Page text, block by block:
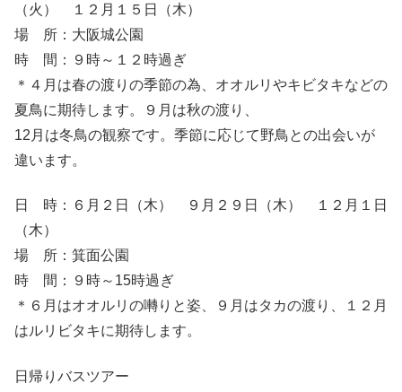
（火） １２月１５日（木）
場 所：大阪城公園
時 間：９時～１２時過ぎ
＊４月は春の渡りの季節の為、オオルリやキビタキなどの
夏鳥に期待します。９月は秋の渡り、
12月は冬鳥の観察です。季節に応じて野鳥との出会いが
違います。
日 時：６月２日（木） ９月２９日（木） １２月１日
（木）
場 所：箕面公園
時 間：９時～15時過ぎ
＊６月はオオルリの囀りと姿、９月はタカの渡り、１２月
はルリビタキに期待します。
日帰りバスツアー